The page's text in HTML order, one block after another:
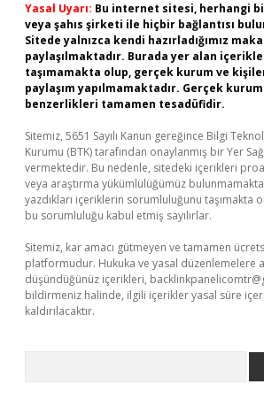
Yasal Uyarı: Bu internet sitesi, herhangi
veya şahıs şirketi ile hiçbir bağlantısı
Sitede yalnızca kendi hazırladığımız
paylaşılmaktadır. Burada yer alan
taşımamakta olup, gerçek kurum ve
paylaşım yapılmamaktadır. Gerçek
benzerlikleri tamamen tesadüfidir.
Sitemiz, 5651 Sayılı Kanun gereğince Bilgi
Kurumu (BTK) tarafından onaylanmış bir Yer
vermektedir. Bu nedenle, sitedeki içerikleri
veya araştırma yükümlülüğümüz
yazdıkları içeriklerin sorumluluğunu taşımakta
bu sorumluluğu kabul etmiş sayılırlar.
Sitemiz, kar amacı gütmeyen ve tamamen
platformudur. Hukuka ve yasal düzenlemelere
düşündüğünüz içerikleri,
bildirmeniz halinde, ilgili içerikler yasal süre
kaldırılacaktır.